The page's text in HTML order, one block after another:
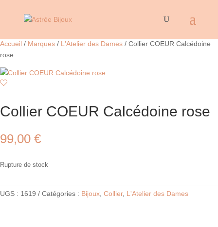
Accueil / Marques / L'Atelier des Dames / Collier COEUR Calcédoine
rose
Collier COEUR Calcédoine rose
99,00 €
Rupture de stock
UGS : 1619 Catégories : Bijoux Collier, L'Atelier des Dames